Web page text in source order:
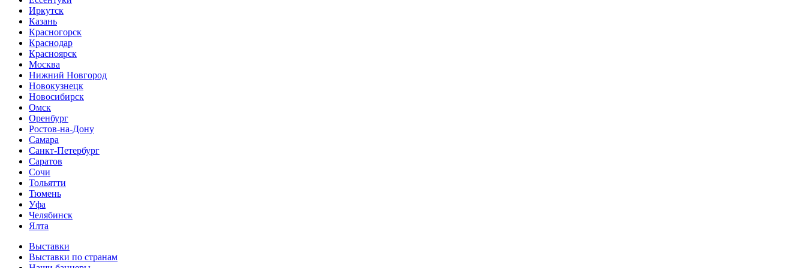
Иркутск
Казань
Красногорск
Краснодар
Красноярск
Москва
Нижний Новгород
Новокузнецк
Новосибирск
Омск
Оренбург
Ростов-на-Дону
Самара
Санкт-Петербург
Саратов
Сочи
Тольятти
Тюмень
Уфа
Челябинск
Ялта
Выставки
Выставки по странам